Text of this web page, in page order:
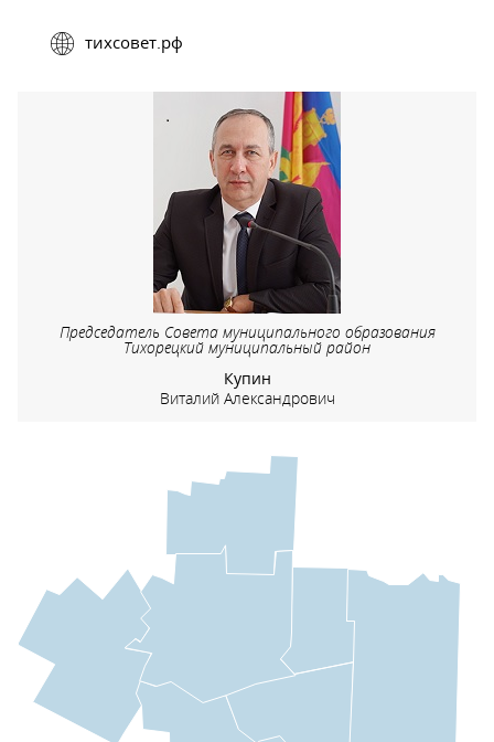
тихсовет.рф
Председатель Совета муниципального образования
Тихорецкий муниципальный район
Купин
Виталий Александрович